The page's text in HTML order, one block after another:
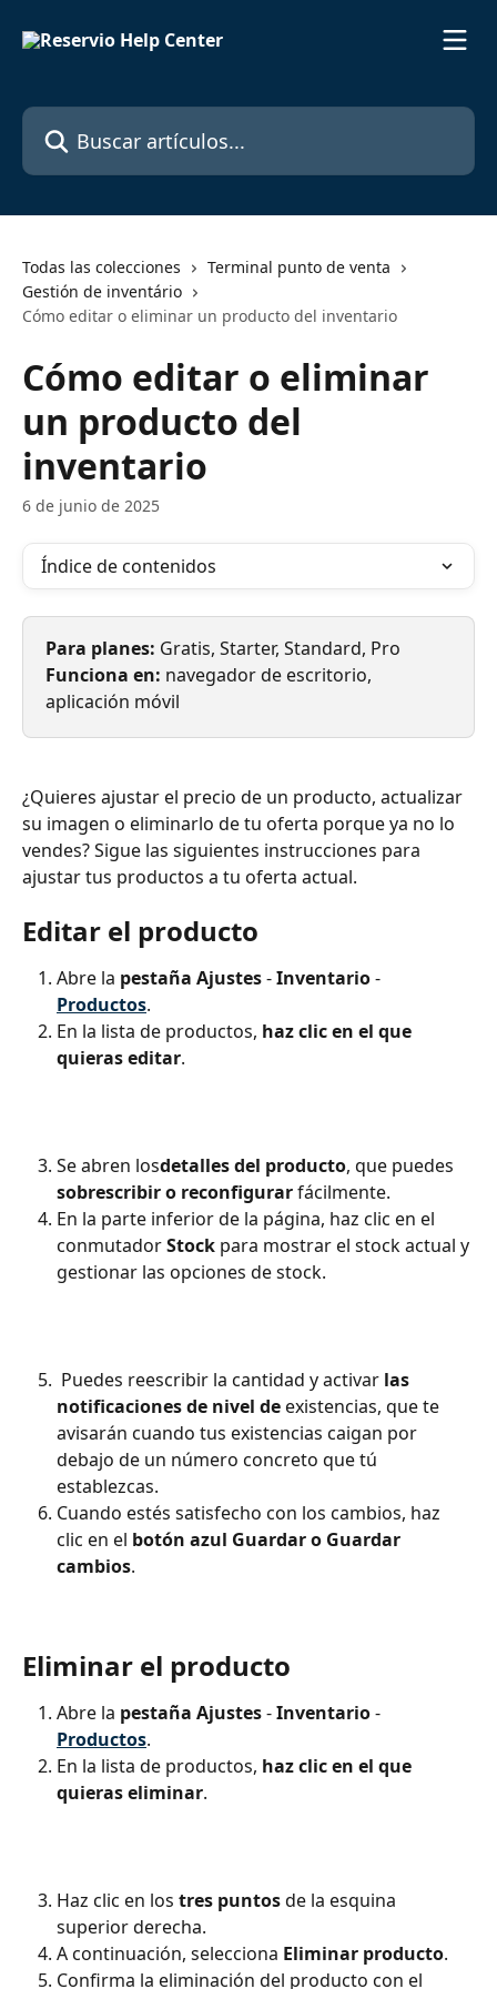
Buscar artículos...
Todas las colecciones
Terminal punto de venta
Gestión de inventário
Cómo editar o eliminar un producto del inventario
Cómo editar o eliminar
un producto del
inventario
6 de junio de 2025
Índice de contenidos
Para planes: Gratis, Starter, Standard, Pro
Funciona en: navegador de escritorio,
aplicación móvil
¿Quieres ajustar el precio de un producto, actualizar
su imagen o eliminarlo de tu oferta porque ya no lo
vendes? Sigue las siguientes instrucciones para
ajustar tus productos a tu oferta actual.
Editar el producto
Abre la pestaña Ajustes - Inventario -
Productos.
En la lista de productos, haz clic en el que
quieras editar.
Se abren losdetalles del producto, que puedes
sobrescribir o reconfigurar fácilmente.
En la parte inferior de la página, haz clic en el
conmutador Stock para mostrar el stock actual y
gestionar las opciones de stock.
Puedes reescribir la cantidad y activar las
notificaciones de nivel de existencias, que te
avisarán cuando tus existencias caigan por
debajo de un número concreto que tú
establezcas.
Cuando estés satisfecho con los cambios, haz
clic en el botón azul Guardar o Guardar
cambios.
Eliminar el producto
Abre la pestaña Ajustes - Inventario -
Productos.
En la lista de productos, haz clic en el que
quieras eliminar.
Haz clic en los tres puntos de la esquina
superior derecha.
A continuación, selecciona Eliminar producto.
Confirma la eliminación del producto con el